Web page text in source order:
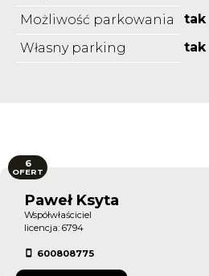
Możliwość parkowania
tak
Własny parking
tak
Paweł Ksyta
Współwłaściciel
licencja: 6794
600808775
6
OFERT